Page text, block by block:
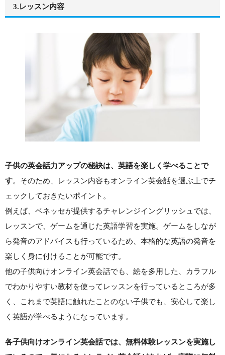
3.レッスン内容
子供の英会話力アップの秘訣は、英語を楽しく学べることで
す。そのため、レッスン内容もオンライン英会話を選ぶ上でチ
ェックしておきたいポイント。
例えば、ベネッセが提供するチャレンジイングリッシュでは、
レッスンで、ゲームを通じた英語学習を実施。ゲームをしなが
ら発音のアドバイスも行っているため、本格的な英語の発音を
楽しく身に付けることが可能です。
他の子供向けオンライン英会話でも、絵を多用した、カラフル
でわかりやすい教材を使ってレッスンを行っているところが多
く、これまで英語に触れたことのない子供でも、安心して楽し
く英語が学べるようになっています。
各子供向けオンライン英会話では、無料体験レッスンを実施し